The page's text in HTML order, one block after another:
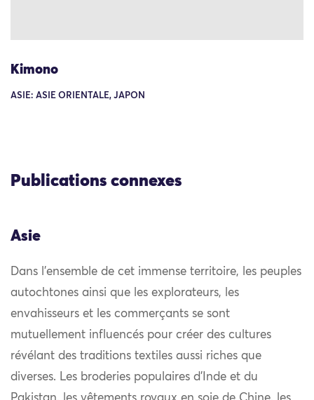
Kimono
ASIE: ASIE ORIENTALE, JAPON
Publications connexes
Asie
Dans l’ensemble de cet immense territoire, les peuples
autochtones ainsi que les explorateurs, les
envahisseurs et les commerçants se sont
mutuellement influencés pour créer des cultures
révélant des traditions textiles aussi riches que
diverses. Les broderies populaires d’Inde et du